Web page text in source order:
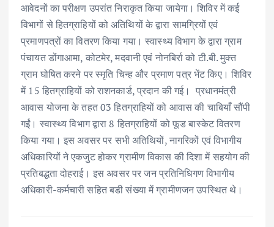
आवेदनों का परीक्षण उपरांत निराकृत किया जायेगा। शिविर में कई
विभागों से हितग्राहियों को अतिथियों के द्वारा सामग्रियों एवं
प्रमाणपत्रों का वितरण किया गया। स्वास्थ्य विभाग के द्वारा ग्राम
पंचायत डोंगाआमा, कोटमेर, मदवानी एवं नोनबिर्रा को टी.बी. मुक्त
ग्राम घोषित करने पर स्मृति चिन्ह और प्रमाण पत्र भेंट किए। शिविर
में 15 हितग्राहियों को राशनकार्ड, प्रदान की गई। प्रधानमंत्री
आवास योजना के तहत 03 हितग्राहियों को आवास की चाबियाँ सौंपी
गईं। स्वास्थ्य विभाग द्वारा 8 हितग्राहियों को फूड बास्केट वितरण
किया गया। इस अवसर पर सभी अतिथियों, नागरिकों एवं विभागीय
अधिकारियों ने एकजुट होकर ग्रामीण विकास की दिशा में सहयोग की
प्रतिबद्धता दोहराई। इस अवसर पर जन प्रतिनिधिगण विभागीय
अधिकारी-कर्मचारी सहित बडी संख्या में ग्रामीणजन उपस्थित थे।